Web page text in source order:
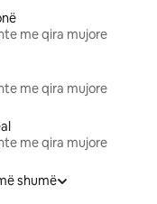
me qira mujore
me qira mujore
me qira mujore
shumë